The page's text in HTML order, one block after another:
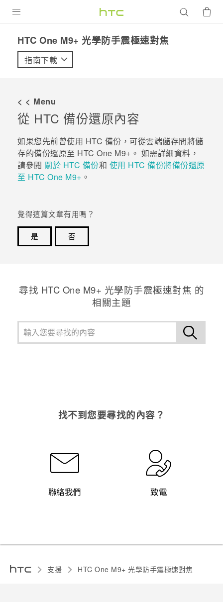
VIVE
配件
優惠專區
焦點訊息
企業採購
銷售門市
登入
HTC One M9+ 光學防手震極速對焦‎
指南下載
< < Menu
從 HTC 備份還原內容
如果您先前曾使用 HTC 備份 ，可從雲端儲存間將儲
存的備份還原至 HTC One M9+ 。 如需詳細資料，
請參閱 關於 HTC 備份和 使用 HTC 備份將備份還原
至 HTC One M9+ 。
覺得這篇文章有用嗎？
是
否
尋找 HTC One M9+ 光學防手震極速對焦 的
相關主題
找不到您要尋找的內容？
聯絡我們 致電
支援 HTC One M9+ 光學防手震極速對焦‎